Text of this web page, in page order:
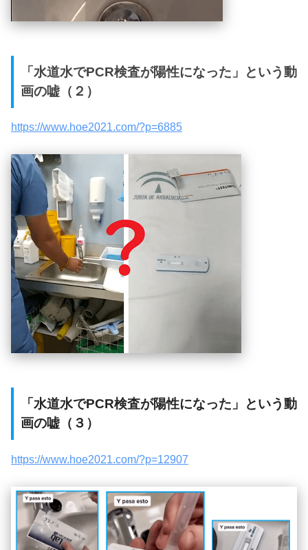
「水道水でPCR検査が陽性になった」という動
画の嘘（２）
https://www.hoe2021.com/?p=6885
「水道水でPCR検査が陽性になった」という動
画の嘘（３）
https://www.hoe2021.com/?p=12907